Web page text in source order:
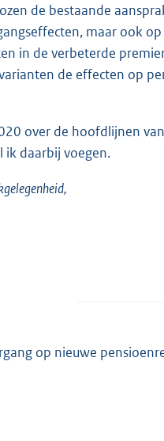
de bestaande
maar ook
in de verbeterde
de effecten op
over de hoofdlijnen
ik daarbij voegen.
op nieuwe